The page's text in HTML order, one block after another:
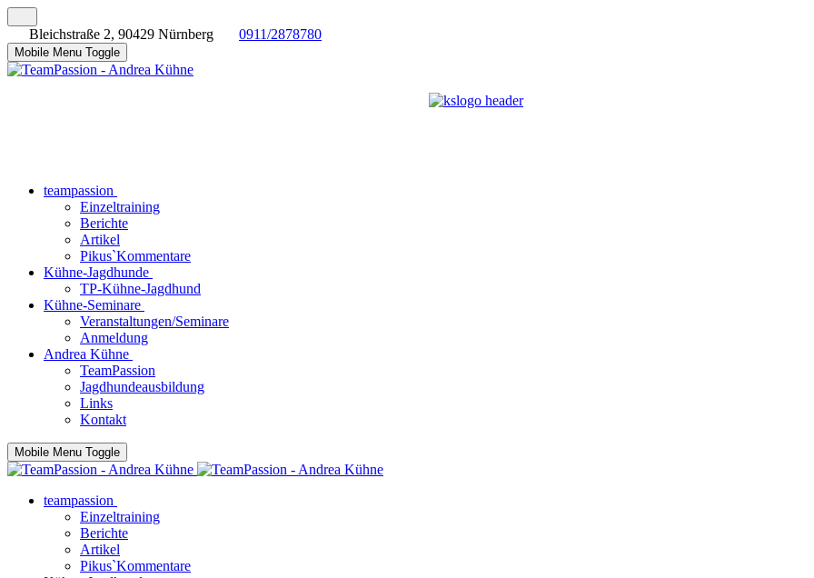
Bleichstraße 2, 90429 Nürnberg 0911/2878780
Mobile Menu Toggle
teampassion
Einzeltraining
Berichte
Artikel
Pikus`Kommentare
Kühne-Jagdhunde
TP-Kühne-Jagdhund
Kühne-Seminare
Veranstaltungen/Seminare
Anmeldung
Andrea Kühne
TeamPassion
Jagdhundeausbildung
Links
Kontakt
Mobile Menu Toggle
teampassion
Einzeltraining
Berichte
Artikel
Pikus`Kommentare